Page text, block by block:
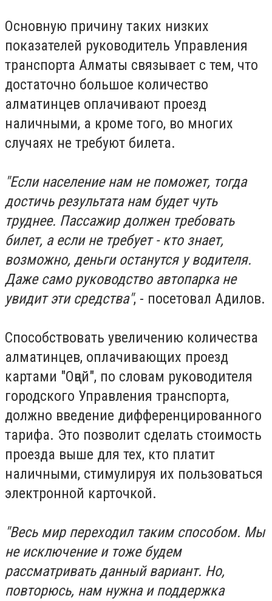
Основную причину таких низких
показателей руководитель Управления
транспорта Алматы связывает с тем, что
достаточно большое количество
алматинцев оплачивают проезд
наличными, а кроме того, во многих
случаях не требуют билета.
"Если население нам не поможет, тогда
достичь результата нам будет чуть
труднее. Пассажир должен требовать
билет, а если не требует - кто знает,
возможно, деньги останутся у водителя.
Даже само руководство автопарка не
увидит эти средства", - посетовал Адилов.
Способствовать увеличению количества
алматинцев, оплачивающих проезд
картами "Оңай", по словам руководителя
городского Управления транспорта,
должно введение дифференцированного
тарифа. Это позволит сделать стоимость
проезда выше для тех, кто платит
наличными, стимулируя их пользоваться
электронной карточкой.
"Весь мир переходил таким способом. Мы
не исключение и тоже будем
рассматривать данный вариант. Но,
повторюсь, нам нужна и поддержка